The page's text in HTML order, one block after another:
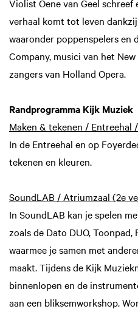
Violist Oene van Geel
verhaal komt tot leven
waaronder poppenspelers en
Company, musici van het
zangers van Holland Opera.
Randprogramma Kijk Muziek
Maken & tekenen / Entreehal
In de Entreehal en op
tekenen en kleuren.
SoundLAB / Atriumzaal (2e
In SoundLAB kan je spelen
zoals de Dato DUO,
waarmee je samen met
maakt. Tijdens de Kijk
binnenlopen en de
aan een bliksemworkshop.